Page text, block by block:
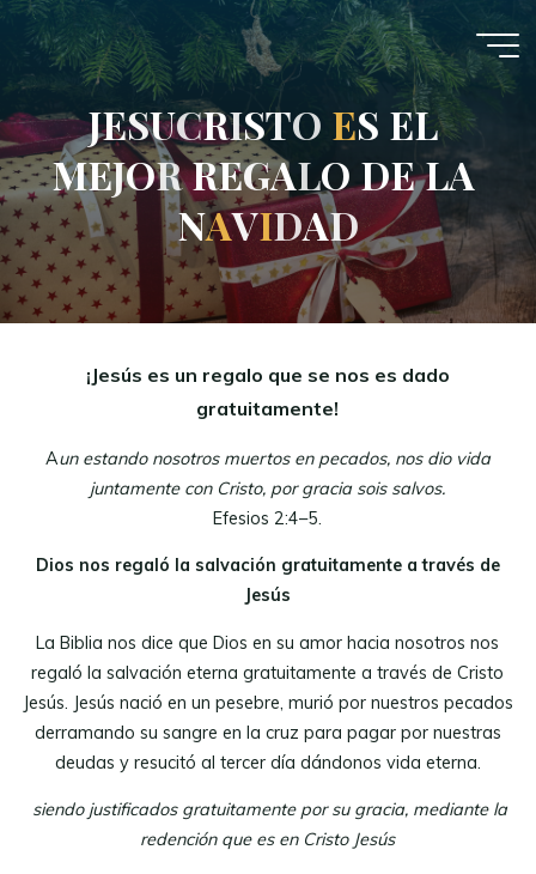
Saltar
contenido
JESUCRISTO E
ES EL
MEJORREGALODELA
NA
AVI
IDAD
¡Jesús es un regalo que se nos es dado
gratuitamente!
Aun estando nosotros muertos en pecados, nos dio vida
juntamente con Cristo, por gracia sois salvos.
Efesios 2:4–5.
Dios nos regaló la salvación gratuitamente a través de
Jesús
La Biblia nos dice que Dios en su amor hacia nosotros nos
regaló la salvación eterna gratuitamente a través de Cristo
Jesús. Jesús nació en un pesebre, murió por nuestros pecados
derramando su sangre en la cruz para pagar por nuestras
deudas y resucitó al tercer día dándonos vida eterna.
siendo justificados gratuitamente por su gracia, mediante la
redención que es en Cristo Jesús